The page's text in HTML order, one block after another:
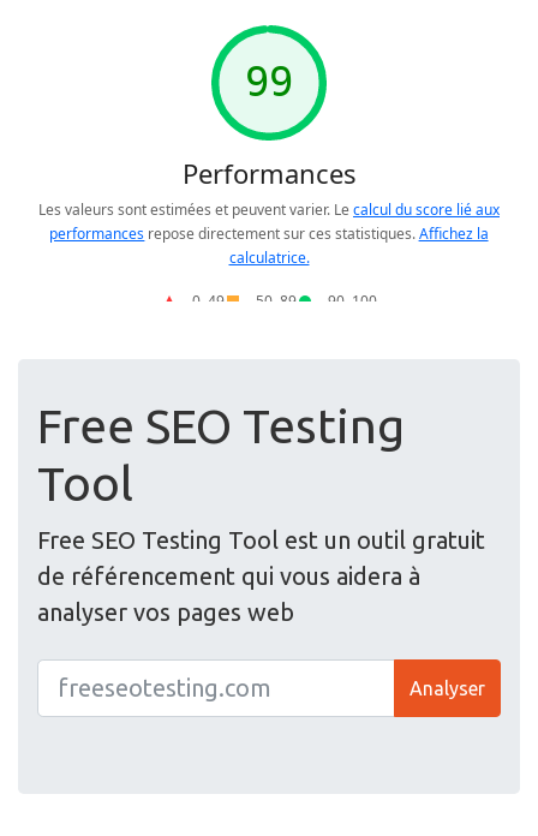
Free SEO Testing
Tool
Free SEO Testing Tool est un outil gratuit
de référencement qui vous aidera à
analyser vos pages web
Analyser